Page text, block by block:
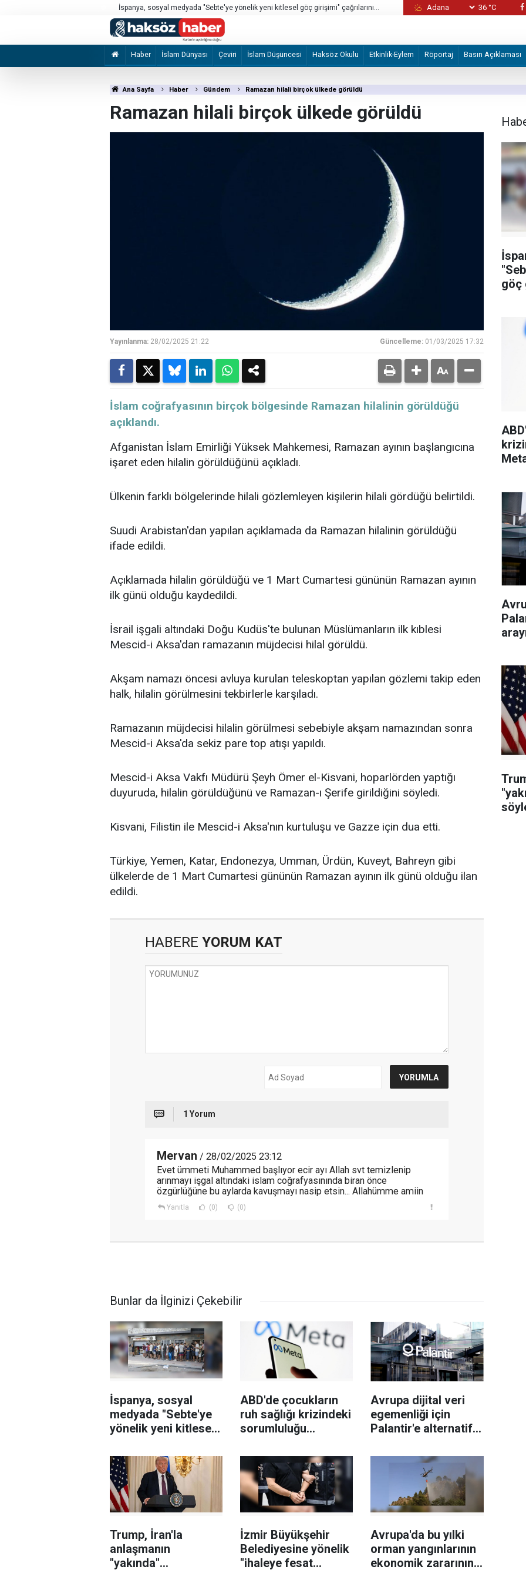
İspanya, sosyal medyada "Sebte'ye yönelik yeni kitlesel göç girişimi" çağrılarını
soruşturuyor
ABD'de çocukların ruh sağlığı krizindeki
36 °C
Haber İslam Dünyası Çeviri İslam Düşüncesi Haksöz Okulu Etkinlik-Eylem Röportaj Basın Açıklaması
Ana Sayfa Haber Gündem Ramazan hilali birçok ülkede görüldü
Ramazan hilali birçok ülkede görüldü
Yayınlanma: 28/02/2025 21:22 Güncelleme: 01/03/2025 17:32
​​​​​​​İslam coğrafyasının birçok bölgesinde Ramazan hilalinin görüldüğü
açıklandı.
Afganistan İslam Emirliği Yüksek Mahkemesi, Ramazan ayının başlangıcına
işaret eden hilalin görüldüğünü açıkladı.
Ülkenin farklı bölgelerinde hilali gözlemleyen kişilerin hilali gördüğü belirtildi.
Suudi Arabistan'dan yapılan açıklamada da Ramazan hilalinin görüldüğü
ifade edildi.
Açıklamada hilalin görüldüğü ve 1 Mart Cumartesi gününün Ramazan ayının
ilk günü olduğu kaydedildi.
İsrail işgali altındaki Doğu Kudüs'te bulunan Müslümanların ilk kıblesi
Mescid-i Aksa'dan ramazanın müjdecisi hilal görüldü.
Akşam namazı öncesi avluya kurulan teleskoptan yapılan gözlemi takip eden
halk, hilalin görülmesini tekbirlerle karşıladı.
Ramazanın müjdecisi hilalin görülmesi sebebiyle akşam namazından sonra
Mescid-i Aksa'da sekiz pare top atışı yapıldı.
Mescid-i Aksa Vakfı Müdürü Şeyh Ömer el-Kisvani, hoparlörden yaptığı
duyuruda, hilalin görüldüğünü ve Ramazan-ı Şerife girildiğini söyledi.
Kisvani, Filistin ile Mescid-i Aksa'nın kurtuluşu ve Gazze için dua etti.
Türkiye, Yemen, Katar, Endonezya, Umman, Ürdün, Kuveyt, Bahreyn gibi
ülkelerde de 1 Mart Cumartesi gününün Ramazan ayının ilk günü olduğu ilan
edildi.
HABERE YORUM KAT
1 Yorum
Mervan / 28/02/2025 23:12
Evet ümmeti Muhammed başlıyor ecir ayı Allah svt temizlenip
arınmayı işgal altındaki islam coğrafyasınında biran önce
özgürlüğüne bu aylarda kavuşmayı nasip etsin... Allahümme amiin
Yanıtla (0) (0)
Bunlar da İlginizi Çekebilir
İspanya, sosyal
medyada "Sebte'ye
yönelik yeni kitlesel
çağrılarını
soruşturuyor
ABD'de çocukların
ruh sağlığı krizindeki
sorumluluğu
567 milyon dolar
ceza
Avrupa dijital veri
egemenliği için
Palantir'e alternatif
arayışında
Trump, İran'la
anlaşmanın
"yakında"
İzmir Büyükşehir
Belediyesine yönelik
"ihaleye fesat
Avrupa'da bu yılki
orman yangınlarının
ekonomik zararının
göç